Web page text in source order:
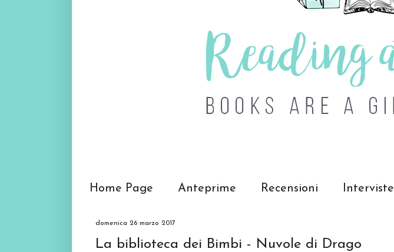
Home Page Anteprime Recensioni Interviste
domenica 26 marzo 2017
La biblioteca dei Bimbi - Nuvole di Drago